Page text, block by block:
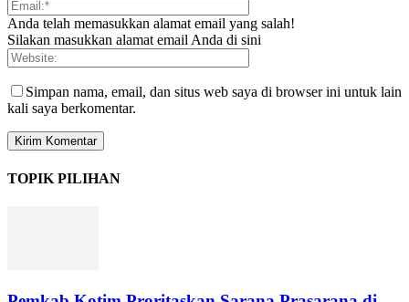
Anda telah memasukkan alamat email yang salah!
Silakan masukkan alamat email Anda di sini
Simpan nama, email, dan situs web saya di browser ini untuk lain
kali saya berkomentar.
TOPIK PILIHAN